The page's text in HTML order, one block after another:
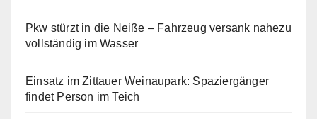
Pkw stürzt in die Neiße – Fahrzeug versank nahezu
vollständig im Wasser
Einsatz im Zittauer Weinaupark: Spaziergänger
findet Person im Teich